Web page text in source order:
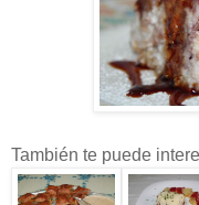
También te puede